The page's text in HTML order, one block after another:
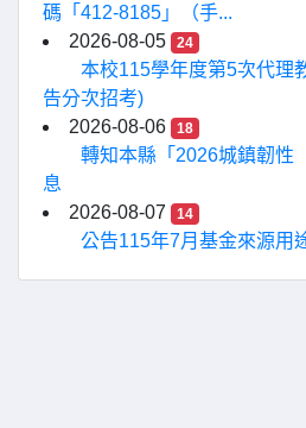
碼「412-8185」（手...
2026-08-05
24
本校115學年度第5次代理
告分次招考)
2026-08-06
18
轉知本縣「2026城鎮韌性
息
2026-08-07
14
公告115年7月基金來源用